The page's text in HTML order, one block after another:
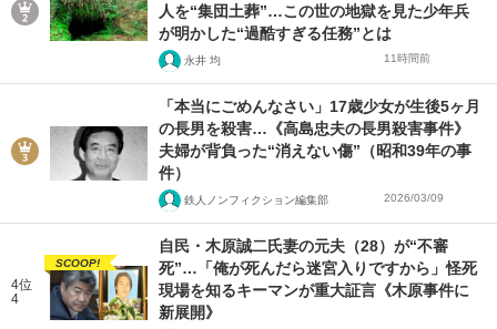
人を“集団土葬”…この世の地獄を見た少年兵
が明かした“過酷すぎる任務”とは
永井 均 11時間前
「本当にごめんなさい」17歳少女が生後5ヶ月
の長男を殺害…《高島忠夫の長男殺害事件》
夫婦が背負った“消えない傷”（昭和39年の事
件）
鉄人ノンフィクション編集部 2026/03/09
4位
4
SCOOP!
自民・木原誠二氏妻の元夫（28）が“不審
死”…「俺が死んだら迷宮入りですから」怪死
現場を知るキーマンが重大証言《木原事件に
新展開》